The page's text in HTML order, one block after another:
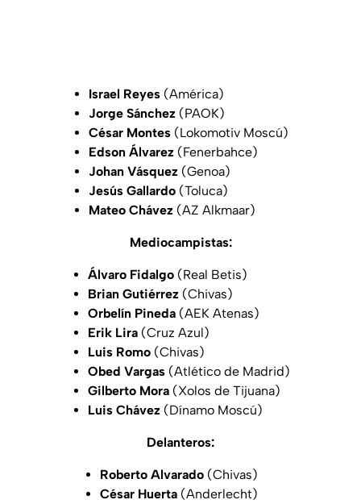
Israel Reyes (América)
Jorge Sánchez (PAOK)
César Montes (Lokomotiv Moscú)
Edson Álvarez (Fenerbahce)
Johan Vásquez (Genoa)
Jesús Gallardo (Toluca)
Mateo Chávez (AZ Alkmaar)
Mediocampistas:
Álvaro Fidalgo(Real Betis)
Brian Gutiérrez(Chivas)
Orbelín Pineda(AEK Atenas)
Erik Lira(Cruz Azul)
Luis Romo(Chivas)
Obed Vargas(Atlético de Madrid)
Gilberto Mora(Xolos de Tijuana)
Luis Chávez(Dínamo Moscú)
Delanteros:
Roberto Alvarado (Chivas)
César Huerta (Anderlecht)